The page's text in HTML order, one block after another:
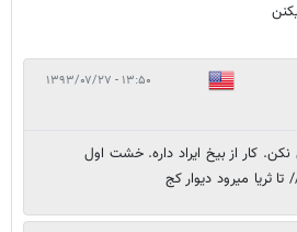
۱۳:۵۰ - ۱۳۹۳/۰۷/۲۷
کار از بیخ ایراد داره. خشت اول
ثریا میرود دیوار کج